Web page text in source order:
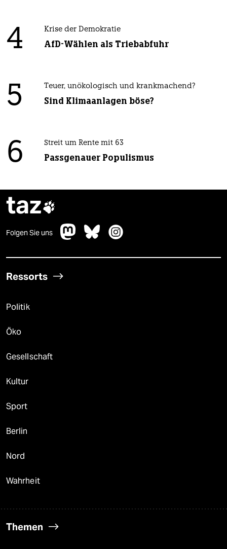
4 Krise der Demokratie
AfD-Wählen als Triebabfuhr
5 Teuer, unökologisch und krankmachend?
Sind Klimaanlagen böse?
6 Streit um Rente mit 63
Passgenauer Populismus
taz
Folgen Sie uns
Ressorts
Politik
Öko
Gesellschaft
Kultur
Sport
Berlin
Nord
Wahrheit
Themen